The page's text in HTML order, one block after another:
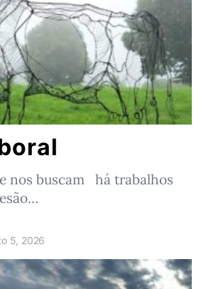
nos buscam há trabalhos
5, 2026